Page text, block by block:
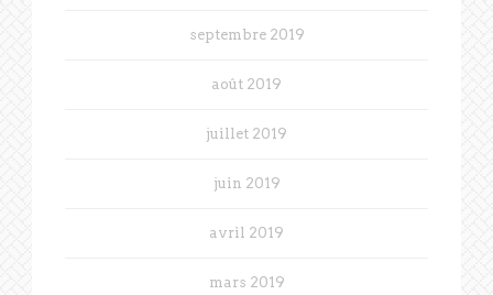
septembre 2019
août 2019
juillet 2019
juin 2019
avril 2019
mars 2019